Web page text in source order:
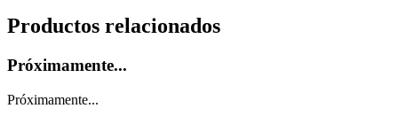
Productos relacionados
Próximamente...
Próximamente...